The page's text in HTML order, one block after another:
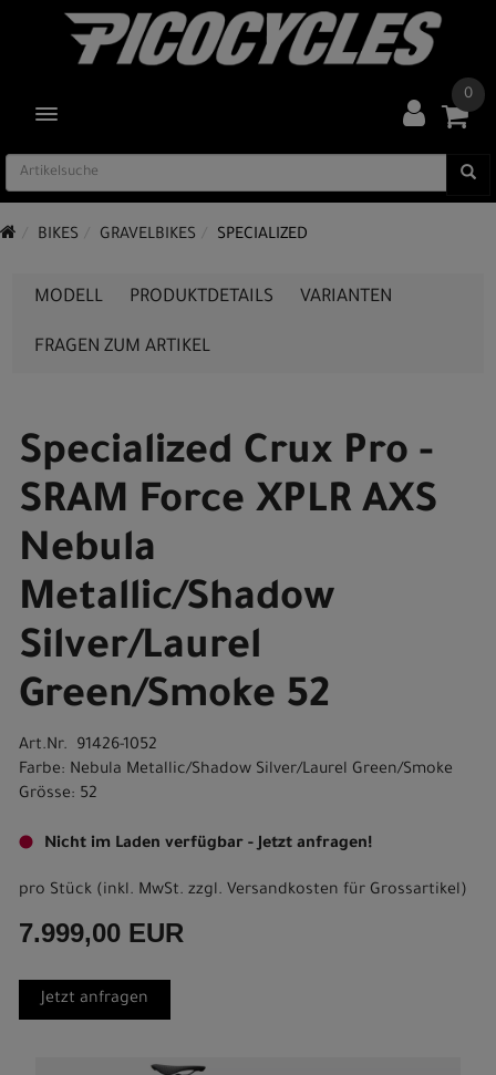
TOGGLE NAVIGATION
0
BIKES GRAVELBIKES SPECIALIZED
MODELL PRODUKTDETAILS VARIANTEN
FRAGEN ZUM ARTIKEL
Specialized Crux Pro -
SRAM Force XPLR AXS
Nebula
Metallic/Shadow
Silver/Laurel
Green/Smoke 52
Art.Nr. 91426-1052
Farbe: Nebula Metallic/Shadow Silver/Laurel Green/Smoke
Grösse: 52
Nicht im Laden verfügbar - Jetzt anfragen!
pro Stück (inkl. MwSt. zzgl. Versandkosten für Grossartikel)
7.999,00 EUR
Jetzt anfragen